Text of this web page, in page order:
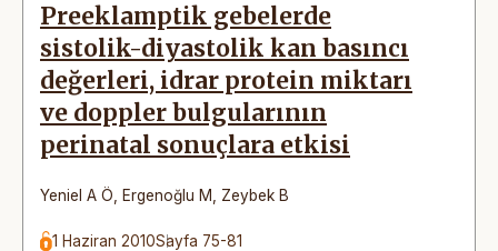
Preeklamptik gebelerde
sistolik-diyastolik kan basıncı
değerleri, idrar protein miktarı
ve doppler bulgularının
perinatal sonuçlara etkisi
Yeniel A Ö Ergenoğlu M Zeybek B
1 Haziran 2010Sayfa 75-81